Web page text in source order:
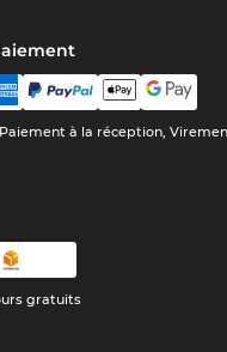
à la réception,
gratuits